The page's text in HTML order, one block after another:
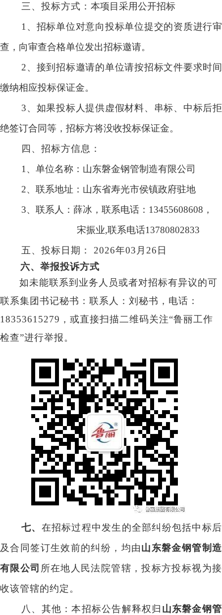
三、投标方式 ： 本项目采用公开招标
1 、招标单位对意向投标单位提交的资质进行审
查，向审查合格单位发出招标邀请。
2、接到招标邀请的单位请按招标文件要求时间
缴纳相应投标保证金。
3、如果投标人提供虚假材料、串标、中标后拒
绝签订合同等，招标方将没收投标保证金。
四、招标方信息：
1 、单位名称：山东磐金钢管制造有限公司
2、联系地址：山东省寿光市侯镇政府驻地
3、联系人：薛冰，联系电话：13455608608，
宋振业,联系电话13780802833
五、投标日期：
2026年03月26日
六、举报投诉方式
如未能联系到业务人员或者对招标有异议的可
联系集团书记秘书：联系人：刘秘书，电话：
18353615279，或直接扫描二维码关注“鲁丽工作
检查”进行举报。
七、 在招标过程中发生的全部纠纷包括中标后
及合同签订生效前的纠纷，均由山东磐金钢管制造
有限公司 所在地人民法院管辖，投标方投标视为接
收该管辖的约定。
八、其他：本招标公告解释权归 山东磐金钢管